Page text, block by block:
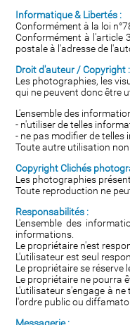
Informatique & Libertés :
Conformément à la loi
Conformément à l'article
postale à l'adresse de
Droit d'auteur / Copyright :
Les photographies, les
qui ne peuvent donc être
L'ensemble des
- n'utiliser de telles
- ne pas modifier de telles
Toute autre utilisation
Copyright Clichés
Les photographies
Toute reproduction ne
Responsabilités :
L'ensemble des
informations.
Le propriétaire n'est
L'utilisateur est seul
Le propriétaire se
Le propriétaire ne pourra
L'utilisateur s'engage à
l'ordre public ou